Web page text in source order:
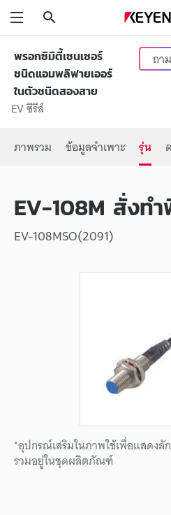
พรอกซิมิตี้เซนเซอร์
ชนิดแอมพลิฟายเออร์
ในตัวชนิดสองสาย
EV ซีรีส์
ถาม
ภาพรวม ข้อมูลจำเพาะ รุ่น
EV-108M สั่งท
EV-108MSO(2091)
*อุปกรณ์เสริมในภาพใช้เพื่อแสดงลั
รวมอยู่ในชุดผลิตภัณฑ์